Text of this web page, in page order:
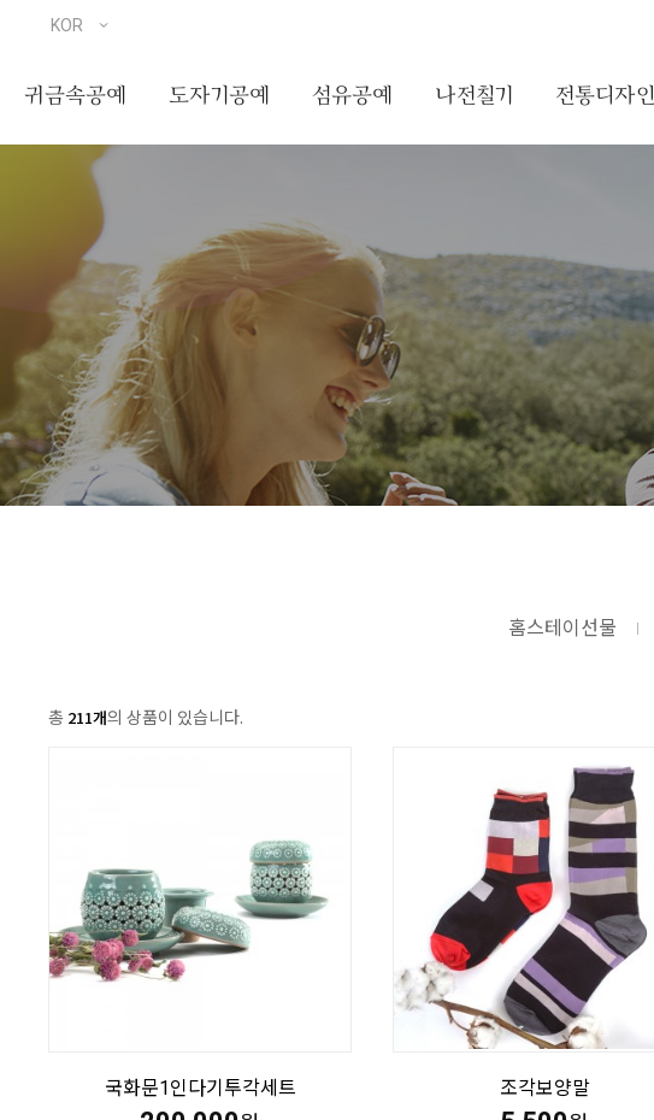
귀금속공예 도자기공예 섬유공예 나전칠기 전통디자인
홈스테이선물
총 211개의 상품이 있습니다.
국화문1인다기투각세트 조각보양말